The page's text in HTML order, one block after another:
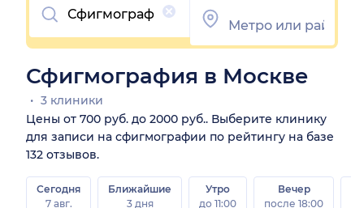
Сфигмография в Москве
3 клиники
Цены от 700 руб. до 2000 руб.. Выберите клинику
для записи на сфигмографии по рейтингу на базе
132 отзывов.
Сегодня
7 авг.
Ближайшие
3 дня
Утро
до 11:00
Вечер
после 18:00